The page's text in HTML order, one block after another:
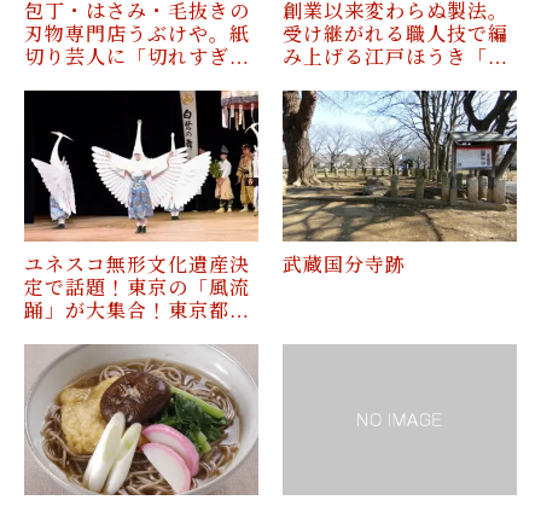
包丁・はさみ・毛抜きの
刃物専門店うぶけや。紙
切り芸人に「切れすぎ…
創業以来変わらぬ製法。
受け継がれる職人技で編
み上げる江戸ほうき「…
ユネスコ無形文化遺産決
定で話題！東京の「風流
踊」が大集合！東京都…
武蔵国分寺跡